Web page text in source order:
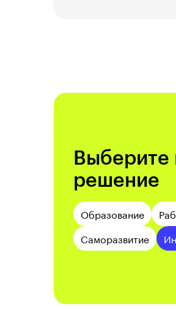
решение
Образование
Саморазвитие